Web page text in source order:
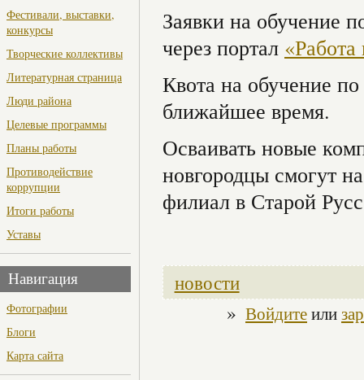
Фестивали, выставки,
конкурсы
Творческие коллективы
Литературная страница
Люди района
Целевые программы
Планы работы
Противодействие
коррупции
Итоги работы
Уставы
Навигация
Фотографии
Блоги
Карта сайта
Заявки на обучение
через портал
Квота на обучение
ближайшее время.
Осваивать новые
новгородцы смогут
филиал в Старой
новости
» Войдитеили